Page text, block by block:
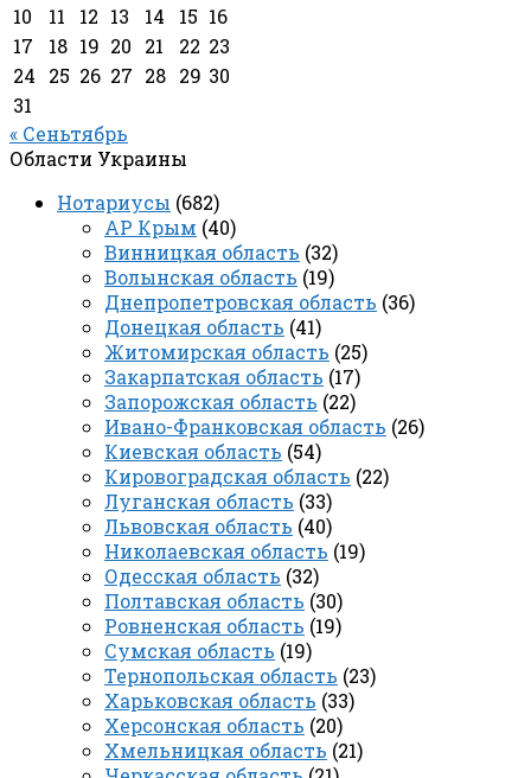
10
11 12 13 14 15 16
17
18 19 20 21 22 23
24
25 26 27 28 29 30
31
« Сеньтябрь
Области Украины
Нотариусы (682)
АР Крым (40)
Винницкая область (32)
Волынская область (19)
Днепропетровская область (36)
Донецкая область (41)
Житомирская область (25)
Закарпатская область (17)
Запорожская область (22)
Ивано-Франковская область (26)
Киевская область (54)
Кировоградская область (22)
Луганская область (33)
Львовская область (40)
Николаевская область (19)
Одесская область (32)
Полтавская область (30)
Ровненская область (19)
Сумская область (19)
Тернопольская область (23)
Харьковская область (33)
Херсонская область (20)
Хмельницкая область (21)